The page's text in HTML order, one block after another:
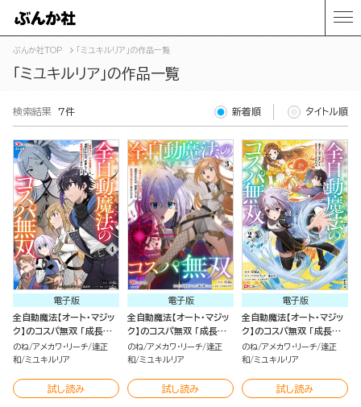
ぶんか社TOP 「ミユキルリア」の作品一覧
「ミユキルリア」の作品一覧
検索結果 7件 新着順 タイトル順
電子版
全自動魔法【オート・マジッ
ク】のコスパ無双 「成長ス
ピードが超遅い」と追放さ
れたが、放置しても経験値
ク版 （4）
のね アメカワ・リーチ 逢正
和 ミユキルリア
試し読み
電子版
全自動魔法【オート・マジッ
ク】のコスパ無双 「成長ス
ピードが超遅い」と追放さ
れたが、放置しても経験値
ク版 （3）
のね アメカワ・リーチ 逢正
和 ミユキルリア
試し読み
電子版
全自動魔法【オート・マジッ
ク】のコスパ無双 「成長ス
ピードが超遅い」と追放さ
れたが、放置しても経験値
のね アメカワ・リーチ 逢正
和 ミユキルリア
試し読み